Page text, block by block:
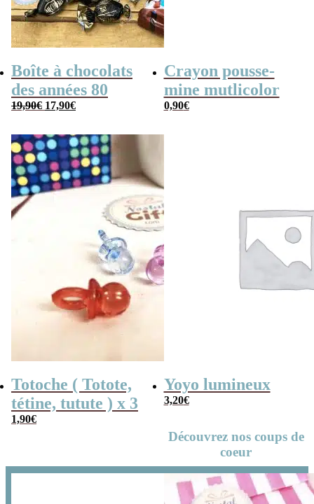
Boîte à chocolats
des années 80
19,90€ Le
était :
19,90€.
17,90€Le
est :
17,90€.
Crayon pousse-
mine mutlicolor
0,90€
Totoche ( Totote,
tétine, tutute ) x 3
1,90€
Yoyo lumineux
3,20€
Découvrez nos coups de
coeur